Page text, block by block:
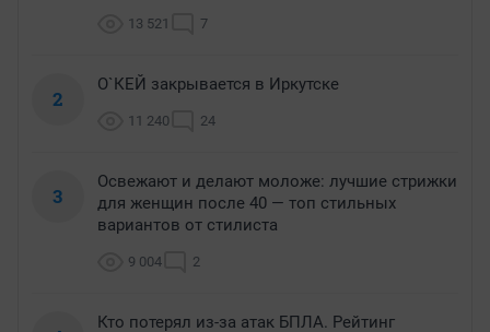
13 521 7
2
О`КЕЙ закрывается в Иркутске
11 240 24
3
Освежают и делают моложе: лучшие стрижки
для женщин после 40 — топ стильных
вариантов от стилиста
9 004 2
Кто потерял из-за атак БПЛА. Рейтинг